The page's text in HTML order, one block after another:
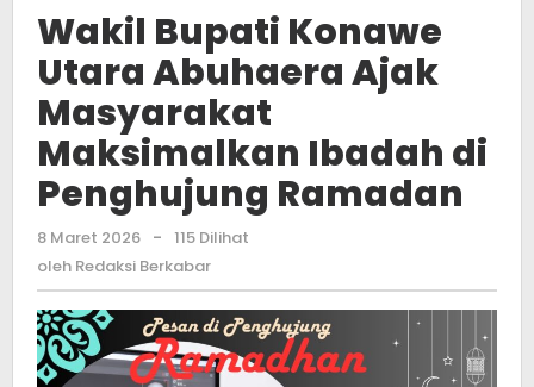
Ibadah
Wakil Bupati Konawe
Utara Abuhaera Ajak
Masyarakat
Maksimalkan Ibadah di
Penghujung Ramadan
8 Maret 2026 oleh
Redaksi
-
115 Dilihat
oleh Redaksi Berkabar